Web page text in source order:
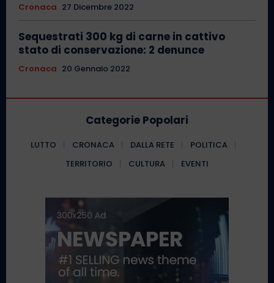
Cronaca 27 Dicembre 2022
Sequestrati 300 kg di carne in cattivo
stato di conservazione: 2 denunce
Cronaca 20 Gennaio 2022
Categorie Popolari
LUTTO CRONACA DALLA RETE
POLITICA
TERRITORIO
CULTURA EVENTI